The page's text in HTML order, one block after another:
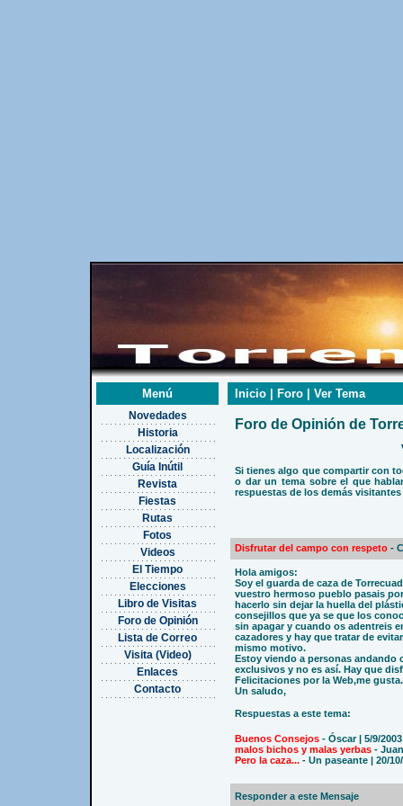
Menú
Novedades
Historia
Localización
Guía Inútil
Revista
Fiestas
Rutas
Fotos
Videos
El Tiempo
Elecciones
Libro de Visitas
Foro de Opinión
Lista de Correo
Visita (Video)
Enlaces
Contacto
Inicio | Foro | Ver Tema
Foro de Opinión de
Si tienes algo que compartir con
o dar un tema sobre el que
respuestas de los demás
Disfrutar del campo con respeto -
Hola amigos:
Soy el guarda de caza de
vuestro hermoso pueblo pasais
hacerlo sin dejar la huella del
consejillos que ya se que los
sin apagar y cuando os adentreis
cazadores y hay que tratar de
mismo motivo.
Estoy viendo a personas andando
exclusivos y no es así. Hay que
Felicitaciones por la Web,me gusta.
Un saludo,
Respuestas a este tema:
Buenos Consejos - Óscar | 5/9/
malos bichos y malas yerbas -
Pero la caza... - Un paseante | 20/
Responder a este Mensaje